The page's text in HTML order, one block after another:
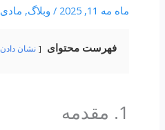
ماه مه 11, 2025 / وبلاگ, مادی
فهرست محتوای نشان دادن
1. مقدمه